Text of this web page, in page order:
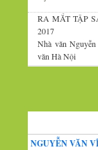
RA MẮT TẬP
2017
Nhà văn
văn Hà Nội
NGUYỄN VĂN